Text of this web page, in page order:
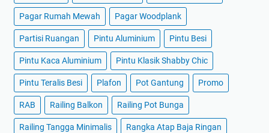
Pagar Rumah Mewah Pagar Woodplank
Partisi Ruangan Pintu Aluminium Pintu Besi
Pintu Kaca Aluminium Pintu Klasik Shabby Chic
Pintu Teralis Besi Plafon Pot Gantung Promo
RAB Railing Balkon Railing Pot Bunga
Railing Tangga Minimalis Rangka Atap Baja Ringan